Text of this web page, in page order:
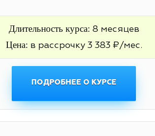
Длительность курса: 8 месяцев
Цена: в рассрочку 3 383 ₽/мес.
ПОДРОБНЕЕ О КУРСЕ